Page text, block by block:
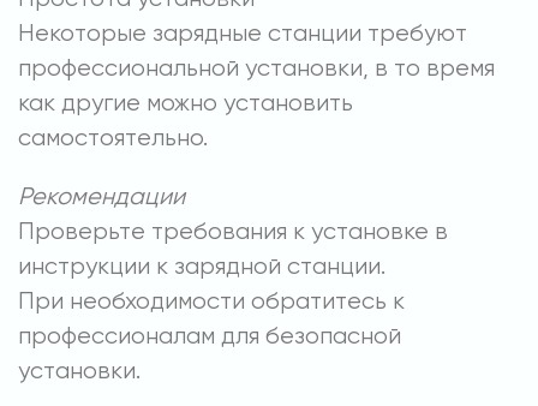
Некоторые зарядные станции требуют
профессиональной установки, в то время
как другие можно установить
самостоятельно.
Рекомендации
Проверьте требования к установке в
инструкции к зарядной станции.
При необходимости обратитесь к
профессионалам для безопасной
установки.